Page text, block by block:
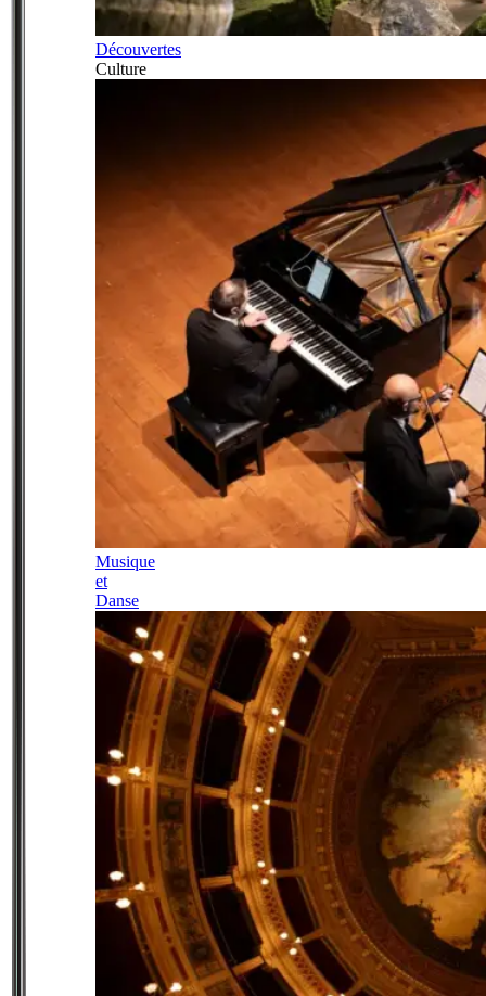
Découvertes
Culture
Musique
et
Danse